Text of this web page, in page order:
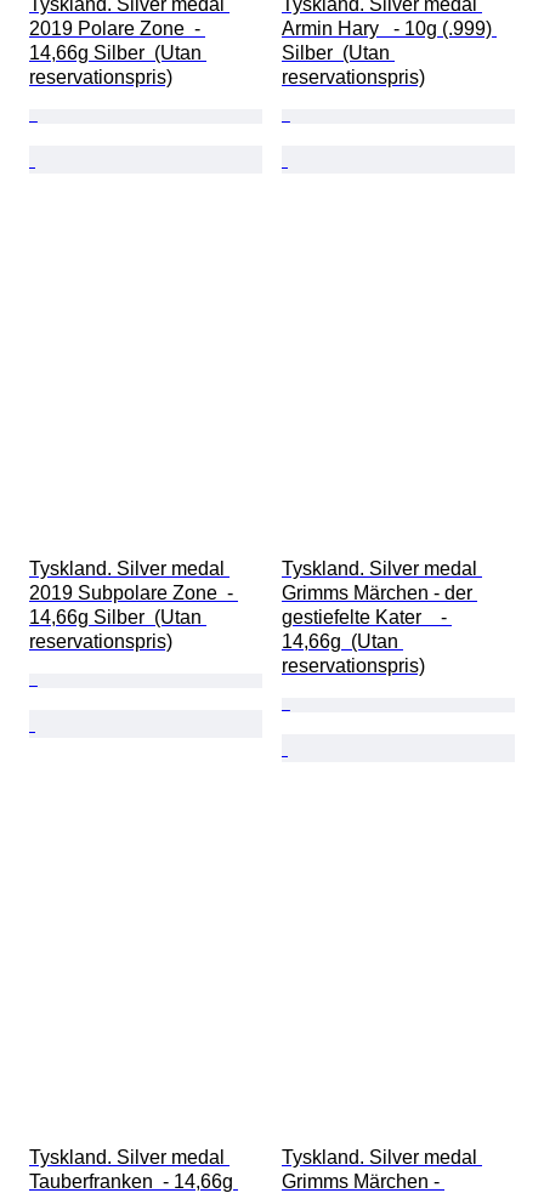
2019 Polare Zone  -
14,66g Silber  (Utan
reservationspris)
Armin Hary   - 10g (.999)
Silber  (Utan
reservationspris)
Tyskland. Silver medal
2019 Subpolare Zone  -
14,66g Silber  (Utan
reservationspris)
Tyskland. Silver medal
Grimms Märchen - der
gestiefelte Kater    -
14,66g  (Utan
reservationspris)
Tyskland. Silver medal
Tauberfranken  - 14,66g
Tyskland. Silver medal
Grimms Märchen -